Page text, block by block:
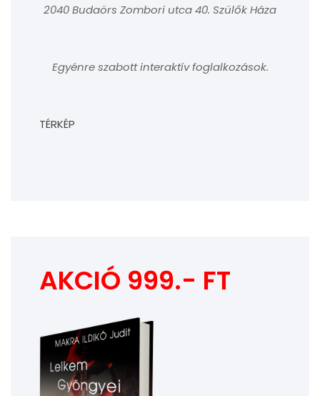
2040 Budaörs Zombori utca 40. Szülők Háza
Egyénre szabott interaktív foglalkozások.
TÉRKÉP
AKCIÓ 999.- FT